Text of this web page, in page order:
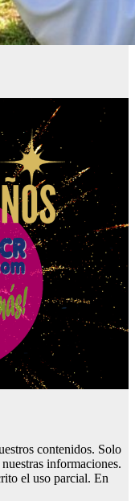
contenidos. Solo
informaciones.
el uso parcial. En